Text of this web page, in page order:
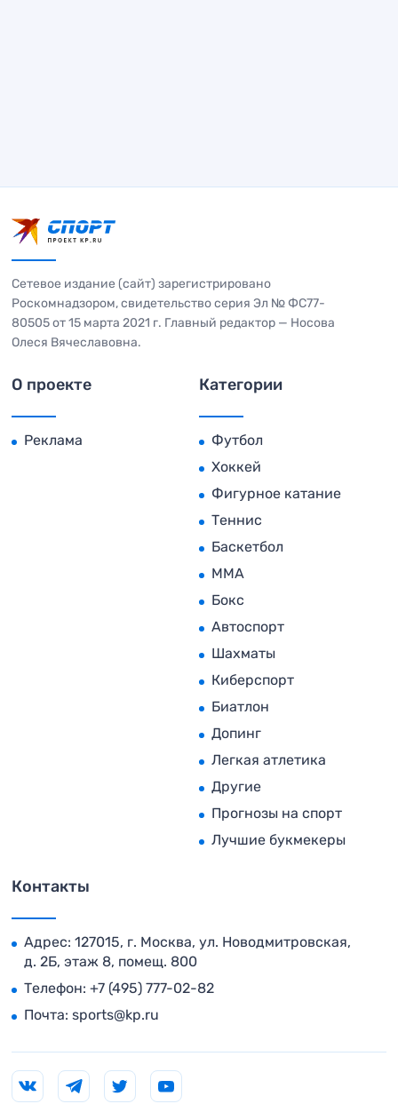
Сетевое издание (сайт) зарегистрировано
Роскомнадзором, свидетельство серия Эл № ФС77-
80505 от 15 марта 2021 г. Главный редактор — Носова
Олеся Вячеславовна.
О проекте
Реклама
Категории
Футбол
Хоккей
Фигурное катание
Теннис
Баскетбол
MMA
Бокс
Автоспорт
Шахматы
Киберспорт
Биатлон
Допинг
Легкая атлетика
Другие
Прогнозы на спорт
Лучшие букмекеры
Контакты
Адрес: 127015, г. Москва, ул. Новодмитровская,
д. 2Б, этаж 8, помещ. 800
Телефон: +7 (495) 777-02-82
Почта: sports@kp.ru